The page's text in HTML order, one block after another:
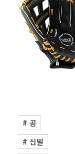
# 공
# 신발